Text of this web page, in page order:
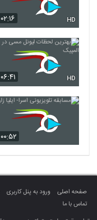
۰۲:۱۶ HD
۰۶:۴۱ HD
۰۰:۵۲
صفحه اصلی ورود به پنل کاربری
تماس با ما